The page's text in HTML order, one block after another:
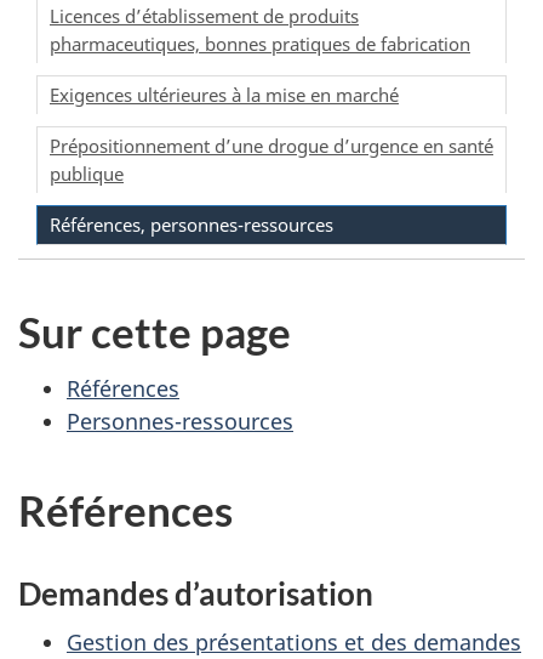
Licences d’établissement de produits
pharmaceutiques, bonnes pratiques de fabrication
Exigences ultérieures à la mise en marché
Prépositionnement d’une drogue d’urgence en santé
publique
Références, personnes-ressources
Sur cette page
Références
Personnes-ressources
Références
Demandes d’autorisation
Gestion des présentations et des demandes